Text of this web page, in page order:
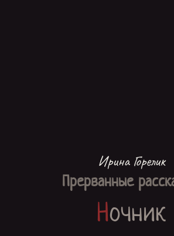
Ирина Горелик
Прерванные
Ночник